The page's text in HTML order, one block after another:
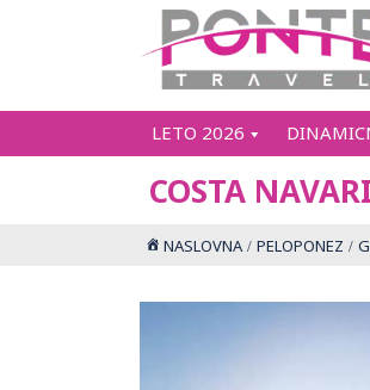
LETO 2026
COSTA
NASLOVNA PELOPONEZ